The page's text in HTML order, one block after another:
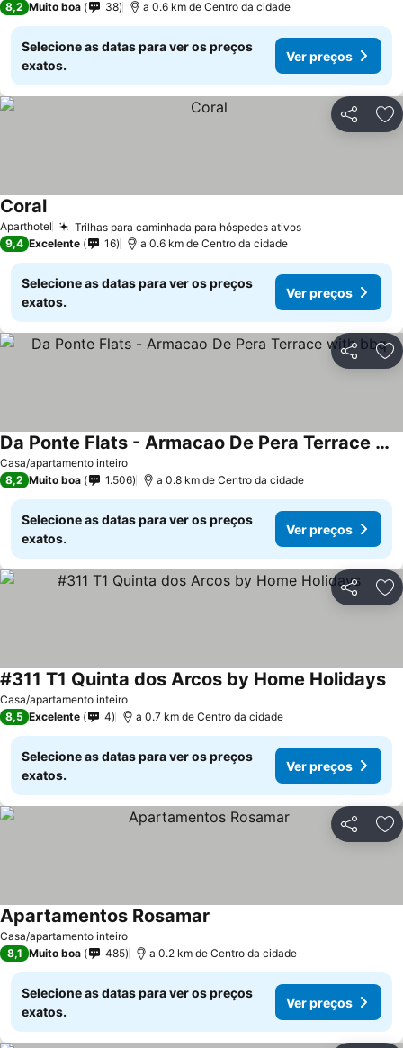
8,2 Muito boa 38 a 0.6 km de Centro da cidade
Selecione as datas para ver os preços
exatos.
Ver preços
Partilhar
Aparthotel Trilhas para caminhada para hóspedes ativos
Coral
9,4 Excelente 16 a 0.6 km de Centro da cidade
Selecione as datas para ver os preços
exatos.
Ver preços
Partilhar
Casa/apartamento inteiro
Da Ponte Flats - Armacao De Pera Terrace with bbq
8,2 Muito boa 1.506 a 0.8 km de Centro da cidade
Selecione as datas para ver os preços
exatos.
Ver preços
Partilhar
Casa/apartamento inteiro
#311 T1 Quinta dos Arcos by Home Holidays
8,5 Excelente 4 a 0.7 km de Centro da cidade
Selecione as datas para ver os preços
exatos.
Ver preços
Partilhar
Casa/apartamento inteiro
Apartamentos Rosamar
8,1 Muito boa 485 a 0.2 km de Centro da cidade
Selecione as datas para ver os preços
exatos.
Ver preços